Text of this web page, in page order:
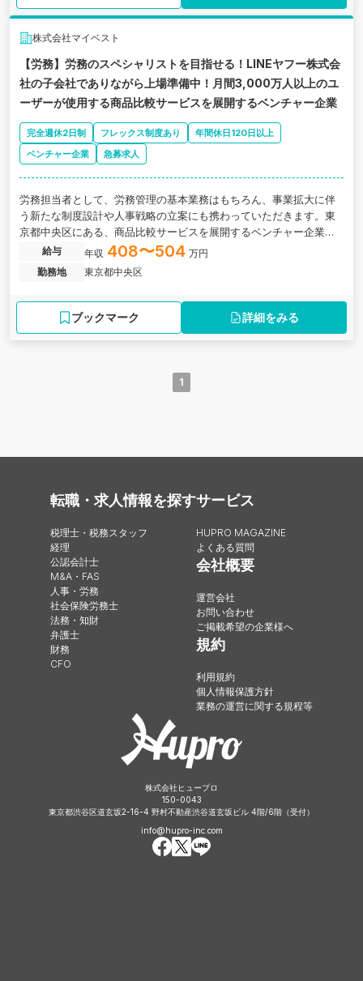
株式会社マイベスト
【労務】労務のスペシャリストを目指せる！LINEヤフー株式会
社の子会社でありながら上場準備中！月間3,000万人以上のユ
ーザーが使用する商品比較サービスを展開するベンチャー企業
完全週休2日制 フレックス制度あり
年間休日120日以上
ベンチャー企業
急募求人
労務担当者として、労務管理の基本業務はもちろん、事業拡大に伴
う新たな制度設計や人事戦略の立案にも携わっていただきます。東
京都中央区にある、商品比較サービスを展開するベンチャー企業の
給与 年収 408〜504 万円
勤務地
東京都中央区
ブックマーク 詳細をみる
1
転職・求人情報を探す
税理士・税務スタッフ
経理
公認会計士
M&A・FAS
人事・労務
社会保険労務士
法務・知財
弁護士
財務
CFO
サービス
HUPRO MAGAZINE
よくある質問
会社概要
運営会社
お問い合わせ
ご掲載希望の企業様へ
規約
利用規約
個人情報保護方針
業務の運営に関する規程等
株式会社ヒュープロ
150-0043
東京都渋谷区道玄坂2-16-4 野村不動産渋谷道玄坂ビル 4階/6階（受付）
info@hupro-inc.com